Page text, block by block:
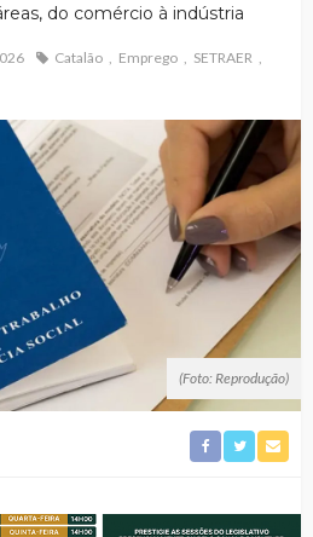
do comércio à indústria
Catalão Emprego
SETRAER
(Foto: Reprodução)